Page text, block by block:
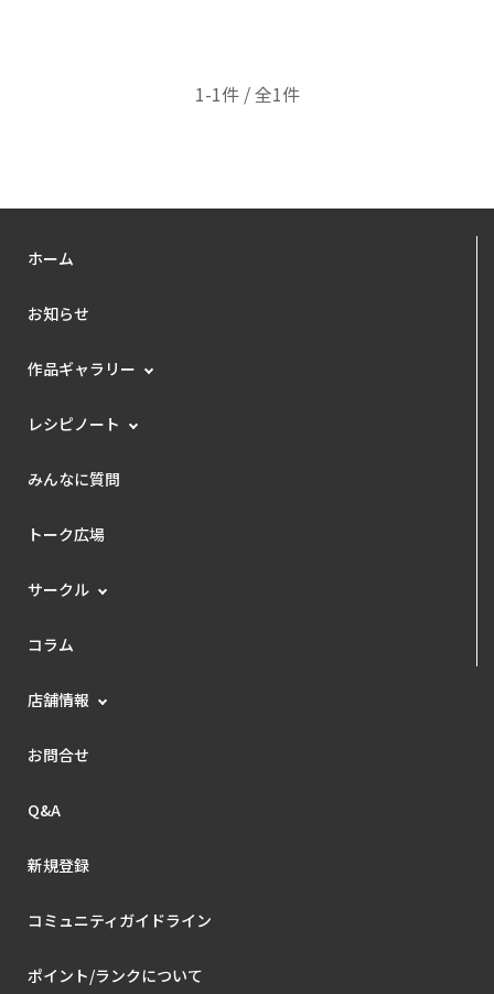
1-1件 / 全1件
ホーム
お知らせ
作品ギャラリー
レシピノート
みんなに質問
トーク広場
サークル
コラム
店舗情報
お問合せ
Q&A
新規登録
コミュニティガイドライン
ポイント/ランクについて